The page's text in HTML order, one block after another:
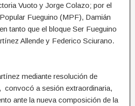
Vuoto y Jorge Colazo; por el
Fueguino (MPF), Damián
tanto que el bloque Ser Fueguino
Allende y Federico Sciurano.
mediante resolución de
convocó a sesión extraordinaria,
ante la nueva composición de la